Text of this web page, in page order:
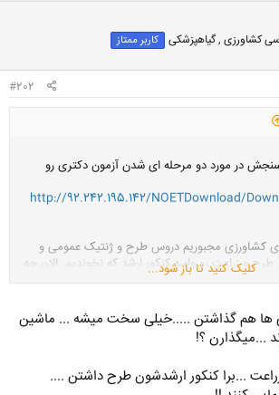
کشاورزی , گیاهپزشکی کاربر ممتاز
#202
در مورد دو مرحله ای شدن آزمون دکتری رو
http://92.242.195.142/NOETDownload/
کشاورزی مجبوریم دروس طرح و ژنتیک عمومی و
و زراعت رو واسه کنکور ارشد که نخوندیم. الان چه
کلیک کنید تا باز شود...
ها هم گذاشتن .....خیلی سخت میشه ... ماشین
...میگذارن ؟!
...برا کنکور ارشدشون طرح داشتن ....